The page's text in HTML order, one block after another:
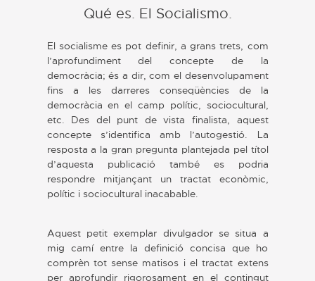
Qué es. El Socialismo.
El socialisme es pot definir, a grans trets, com
l’aprofundiment del concepte de la
democràcia; és a dir, com el desenvolupament
fins a les darreres conseqüències de la
democràcia en el camp polític, sociocultural,
etc. Des del punt de vista finalista, aquest
concepte s’identifica amb l’autogestió. La
resposta a la gran pregunta plantejada pel títol
d’aquesta publicació també es podria
respondre mitjançant un tractat econòmic,
polític i sociocultural inacabable.
Aquest petit exemplar divulgador se situa a
mig camí entre la definició concisa que ho
comprèn tot sense matisos i el tractat extens
per aprofundir rigorosament en el contingut